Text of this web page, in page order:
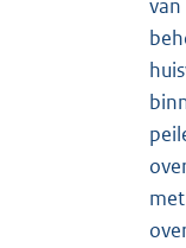
van